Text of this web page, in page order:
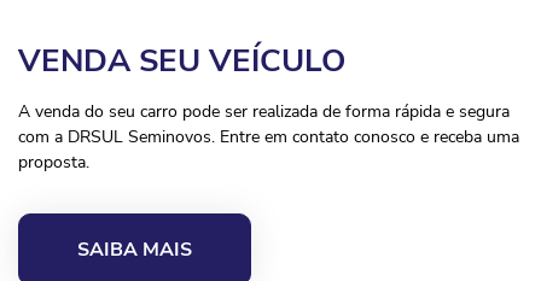
VENDA SEU VEÍCULO
A venda do seu carro pode ser realizada de forma rápida e segura
com a DRSUL Seminovos. Entre em contato conosco e receba uma
proposta.
SAIBA MAIS